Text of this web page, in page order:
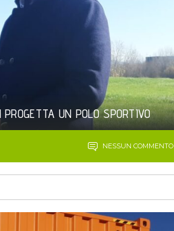
UN POLO SPORTIVO
NESSUN COMMENTO